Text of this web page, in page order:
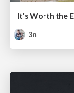
It's Worth the
3n